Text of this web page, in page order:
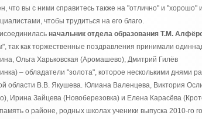
что вы с ними справитесь также на "отлично" и "хорошо"
чтобы трудиться на его благо.
начальник отдела образования Т.М.
так как торжественные поздравления принимали
Ольга Харьковская (Аромашево), Дмитрий Гилёв
– обладатели "золота", которое несколькими днями
области В.В. Якушева. Юлиана Валенцева, Виктория
Ирина Зайцева (Новоберезовка) и Елена Карасёва
о районе, родных школах ученики выпуска 2010-го